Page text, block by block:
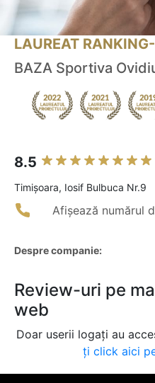
LAUREAT
BAZA Sportiva
8.5
Timişoara, Iosif Bulbuca Nr.9
Afișează numărul
Despre companie:
Review-uri pe
web
Doar userii logați au
ți click aici